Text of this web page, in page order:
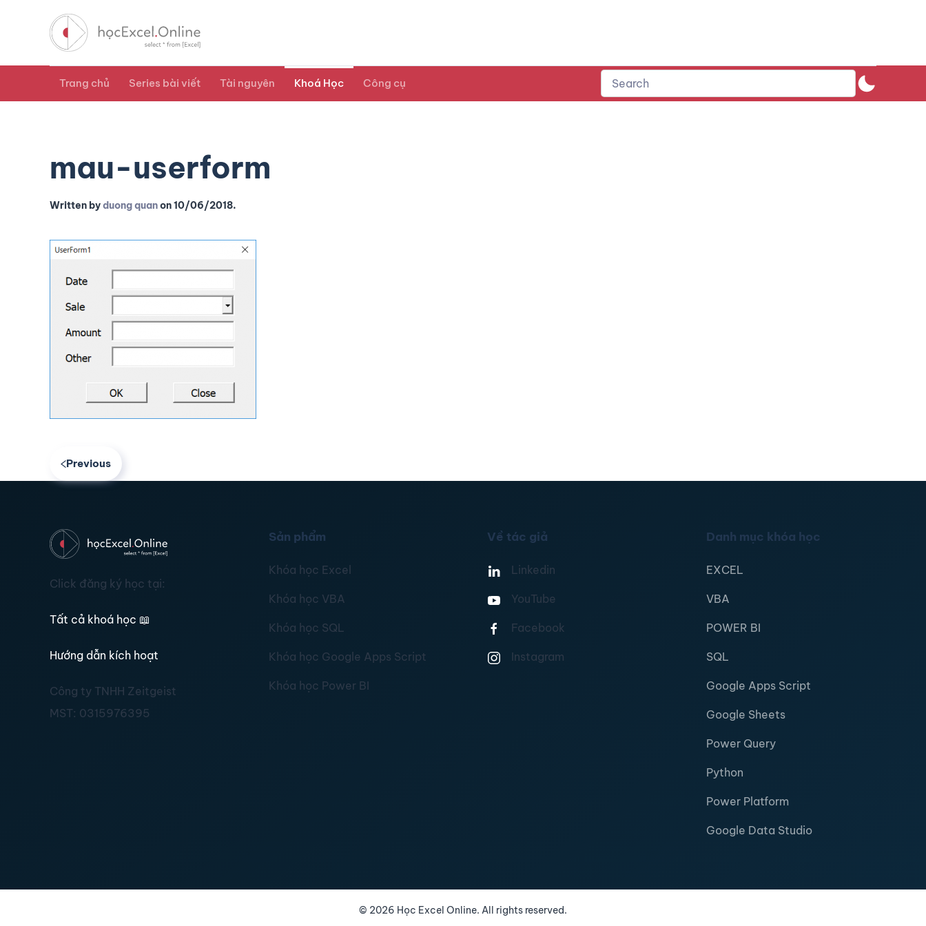
Trang chủ Series bài viết Tài nguyên Khoá Học Công cụ
mau-userform
Written byduong quanon10/06/2018.
Previous
Click đăng ký học tại:
Tất cả khoá học 📖
Hướng dẫn kích hoạt
Công ty TNHH Zeitgeist
MST: 0315976395
Sản phẩm
Khóa học Excel
Khóa học VBA
Khóa học SQL
Khóa học Google Apps Script
Khóa học Power BI
Về tác giả
Linkedin
YouTube
Facebook
Instagram
Danh mục khóa học
EXCEL
VBA
POWER BI
SQL
Google Apps Script
Google Sheets
Power Query
Python
Power Platform
Google Data Studio
© 2026 Học Excel Online. All rights reserved.